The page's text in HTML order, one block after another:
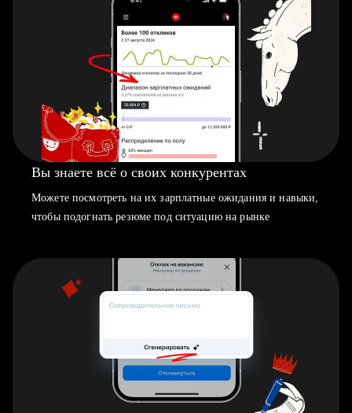
Вы знаете всё о своих конкурентах
Можете посмотреть на их зарплатные ожидания и навыки,
чтобы подогнать резюме под ситуацию на рынке